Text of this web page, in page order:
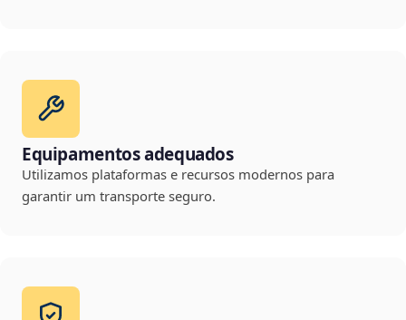
Equipamentos adequados
Utilizamos plataformas e recursos modernos para
garantir um transporte seguro.